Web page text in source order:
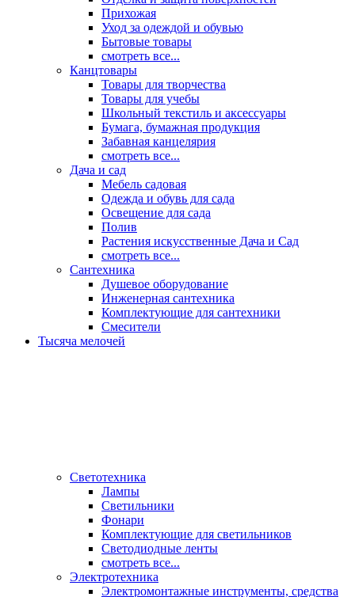
Прихожая
Уход за одеждой и обувью
Бытовые товары
смотреть все...
Канцтовары
Товары для творчества
Товары для учебы
Школьный текстиль и аксессуары
Бумага, бумажная продукция
Забавная канцелярия
смотреть все...
Дача и сад
Мебель садовая
Одежда и обувь для сада
Освещение для сада
Полив
Растения искусственные Дача и Сад
смотреть все...
Сантехника
Душевое оборудование
Инженерная сантехника
Комплектующие для сантехники
Смесители
Тысяча мелочей
Светотехника
Лампы
Светильники
Фонари
Комплектующие для светильников
Светодиодные ленты
смотреть все...
Электротехника
Электромонтажные инструменты, средства